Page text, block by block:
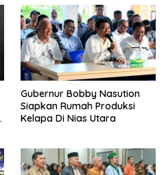
Gubernur Bobby Nasution
Siapkan Rumah Produksi
Kelapa Di Nias Utara